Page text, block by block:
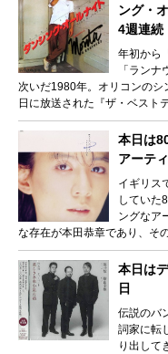
ング・
4週連続
年初から
「ラン
次いだ1980年。オリコンの
日に放送された『ザ・ベスト
本日は
アーテ
イギリス
していた
ングなア
な存在が本田恭章であり、そ
本日は
日
伝説のバ
詞家に転
り出して